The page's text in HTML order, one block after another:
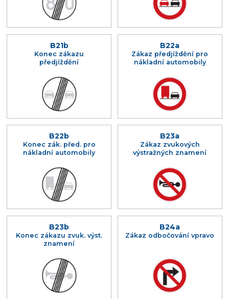
B21b
Konec zákazu
předjíždění
B22a
Zákaz předjíždění pro
nákladní automobily
B22b
Konec zák. před. pro
nákladní automobily
B23a
Zákaz zvukových
výstražných znamení
B23b
Konec zákazu zvuk. výst.
znamení
B24a
Zákaz odbočování vpravo